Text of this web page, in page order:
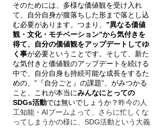
そのためには、多様な価値観を受け入れ
て、自分自身が腹落ちした形まで落とし込
む必要があります。つまり、 ”異なる価値
観・文化・モチベーション”から気付きを
得て、自分の価値観をアップデートしてゆ
く事が必要ということです。そして、新た
な気付きと価値観のアップデートを続ける
中で、自分自身も持続可能な成長をするた
めの、”『自分ごと』の課題”、がみつかる
こと、これが本当にみんなにとっての
SDGs活動では無いでしょうか？昨今の人
工知能・AIブームよって、さらに忙しくな
ってしまうかの様に、SDG活動という大義